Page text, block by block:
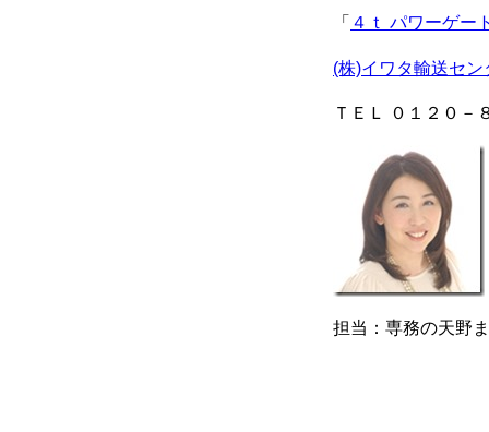
「 ４ｔ パワーゲー
(株)イワタ輸送セン
ＴＥＬ ０１２０－
担当：専務の天野